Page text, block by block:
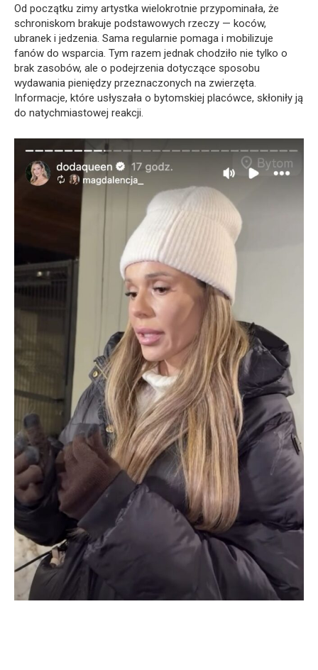
Od początku zimy artystka wielokrotnie przypominała, że
schroniskom brakuje podstawowych rzeczy — koców,
ubranek i jedzenia. Sama regularnie pomaga i mobilizuje
fanów do wsparcia. Tym razem jednak chodziło nie tylko o
brak zasobów, ale o podejrzenia dotyczące sposobu
wydawania pieniędzy przeznaczonych na zwierzęta.
Informacje, które usłyszała o bytomskiej placówce, skłoniły ją
do natychmiastowej reakcji.